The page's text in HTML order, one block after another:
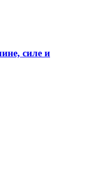
силе и